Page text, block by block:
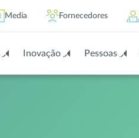
Media Fornecedores
Inovação Pessoas